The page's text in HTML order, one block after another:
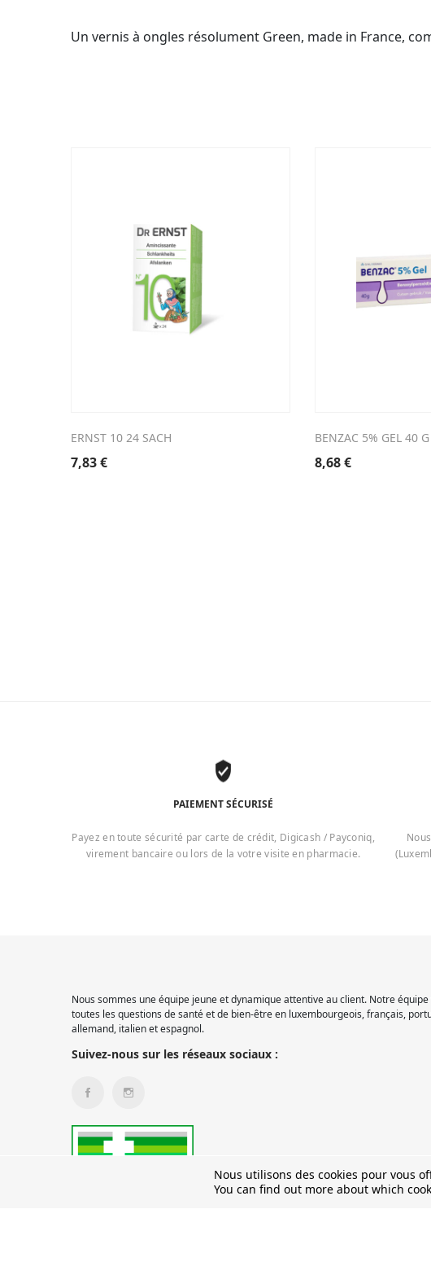
Un vernis à ongles résolument Green, made in France,
ERNST 10 24 SACH
7,83€
BENZAC 5% GEL 40 G
8,68€
PAIEMENT SÉCURISÉ
Payez en toute sécurité par carte de crédit, Digicash / Payconiq,
virement bancaire ou lors de la votre visite en pharmacie.
Nous sommes une équipe jeune et dynamique attentive au client. Notre
toutes les questions de santé et de bien-être en luxembourgeois, français,
allemand, italien et espagnol.
Suivez-nous sur les réseaux sociaux :
Nous utilisons des cookies pour vous
You can find out more about which